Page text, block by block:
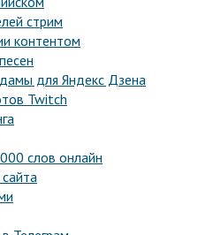
стрим
контентом
для Яндекс Дзена
Twitch
слов онлайн